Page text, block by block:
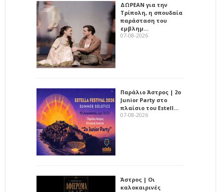
ΔΩΡΕΑΝ για την
Τρίπολη, η σπουδαία
παράσταση του
εμβλημ…
07-08-2026
Παράλιο Άστρος | 2ο
Junior Party στο
πλαίσιο του Estell…
07-08-2026
Άστρος | Οι
καλοκαιρινές